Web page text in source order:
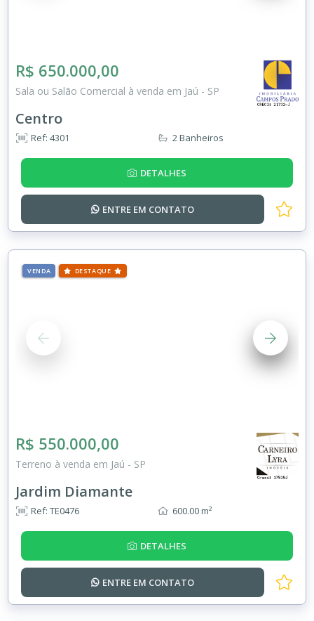
R$ 650.000,00
Sala ou Salão Comercial à venda em Jaú - SP
Centro
Ref: 4301 2 Banheiros
DETALHES
ENTRE EM CONTATO
VENDA DESTAQUE
R$ 550.000,00
Terreno à venda em Jaú - SP
Jardim Diamante
Ref: TE0476 600.00 m²
DETALHES
ENTRE EM CONTATO